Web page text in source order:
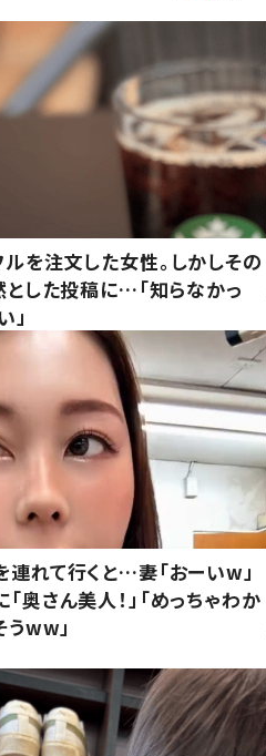
を注文した女性。しかしその
とした投稿に…「知らなかっ
」
れて行くと…妻「おーいw」
奥さん美人！」「めっちゃわか
うww」